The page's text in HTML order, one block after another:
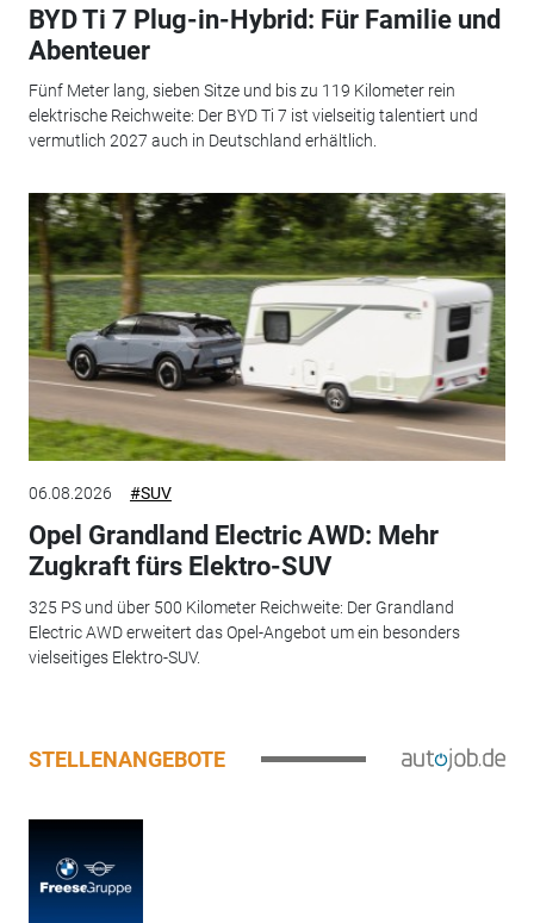
BYD Ti 7 Plug-in-Hybrid: Für Familie und
Abenteuer
Fünf Meter lang, sieben Sitze und bis zu 119 Kilometer rein
elektrische Reichweite: Der BYD Ti 7 ist vielseitig talentiert und
vermutlich 2027 auch in Deutschland erhältlich.
06.08.2026 #SUV
Opel Grandland Electric AWD: Mehr
Zugkraft fürs Elektro-SUV
325 PS und über 500 Kilometer Reichweite: Der Grandland
Electric AWD erweitert das Opel-Angebot um ein besonders
vielseitiges Elektro-SUV.
STELLENANGEBOTE